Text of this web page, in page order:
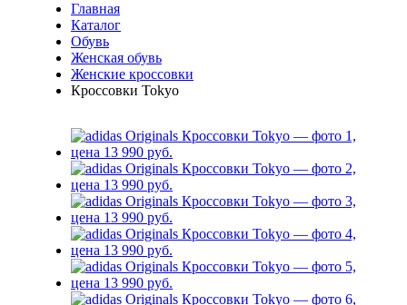
Главная
Каталог
Обувь
Женская обувь
Женские кроссовки
Кроссовки Tokyo